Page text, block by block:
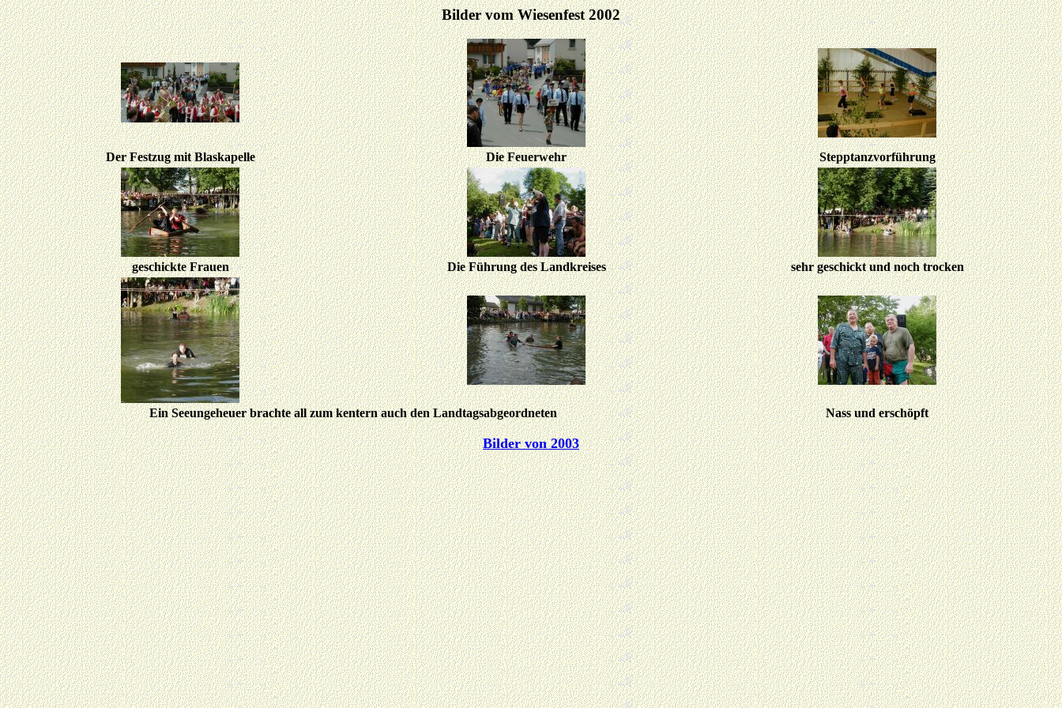
Bilder vom Wiesenfest 2002
Der Festzug mit Blaskapelle Die Feuerwehr Stepptanzvorführung
geschickte Frauen Die Führung des Landkreises sehr geschickt und noch trocken
Ein Seeungeheuer brachte all zum kentern auch den Landtagsabgeordneten Nass und erschöpft
Bilder von 2003